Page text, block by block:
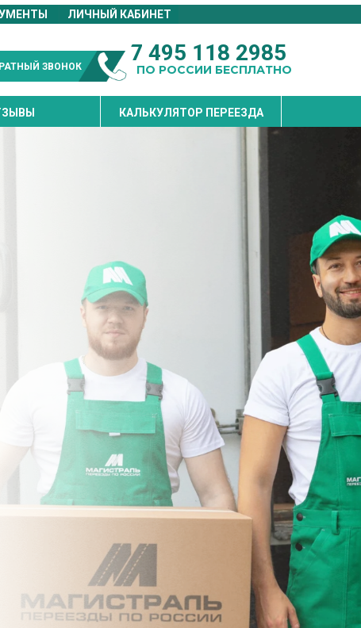
ЛИЧНЫЙ КАБИНЕТ
КАЛЬКУЛЯТОР ПЕРЕЕЗДА
ПО РОССИИ БЕСПЛАТНО
7 495 118 2985
ЗВОНОК